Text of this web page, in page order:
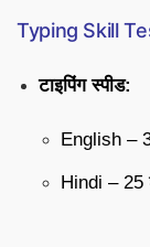
Typing Skill
टाइपिंग स्पीड:
English –
Hindi – 25